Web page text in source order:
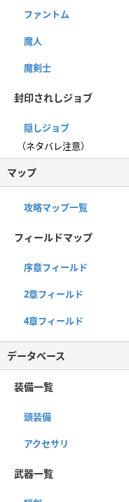
ファントム
魔人
魔剣士
封印されしジョブ
隠しジョブ
（ネタバレ注意）
マップ
攻略マップ一覧
フィールドマップ
序章フィールド
2章フィールド
4章フィールド
データベース
装備一覧
頭装備
アクセサリ
武器一覧